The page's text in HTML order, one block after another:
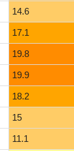
14.6
17.1
19.8
19.9
18.2
15
11.1